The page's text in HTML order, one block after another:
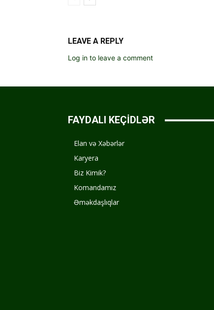
LEAVE A REPLY
Log in to leave a comment
FAYDALI KEÇİDLƏR
Elan və Xəbərlər
Karyera
Biz Kimik?
Komandamız
Əməkdaşlıqlar